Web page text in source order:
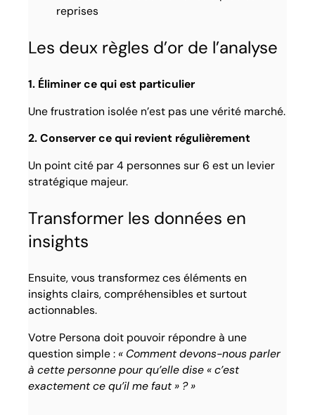
reprises
Les deux règles d’or de l’analyse
1. Éliminer ce qui est particulier
Une frustration isolée n’est pas une vérité marché.
2. Conserver ce qui revient régulièrement
Un point cité par 4 personnes sur 6 est un levier
stratégique majeur.
Transformer les données en
insights
Ensuite, vous transformez ces éléments en
insights clairs, compréhensibles et surtout
actionnables.
Votre Persona doit pouvoir répondre à une
question simple : « Comment devons-nous parler
à cette personne pour qu’elle dise « c’est
exactement ce qu’il me faut » ? »